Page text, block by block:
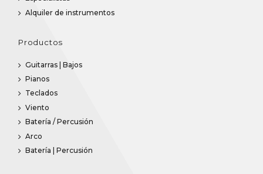
Alquiler de instrumentos
Productos
Guitarras | Bajos
Pianos
Teclados
Viento
Batería / Percusión
Arco
Batería | Percusión